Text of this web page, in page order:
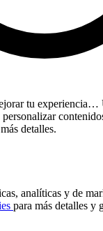
tu experiencia…
detalles.
analíticas y de
para más detalles y